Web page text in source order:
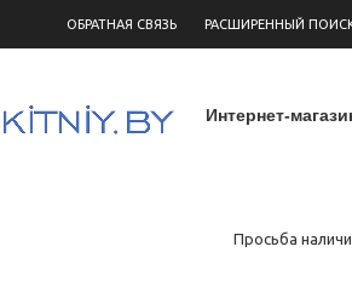
ОБРАТНАЯ СВЯЗЬ РАСШИРЕННЫЙ
Интернет-
Просьба